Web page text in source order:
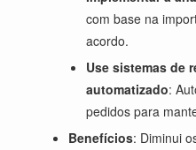
com base na
acordo.
Use sistemas de
automatizado:
pedidos para
Benefícios: Diminui